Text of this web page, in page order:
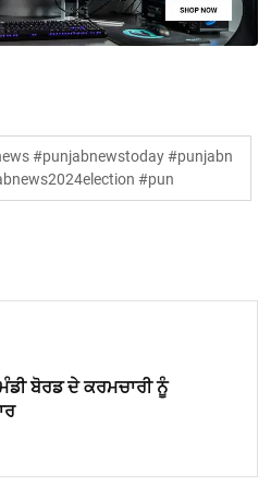
#punjabnewstoday #punjabn
#pun
ਬੋਰਡ ਦੇ ਕਰਮਚਾਰੀ ਨੂੰ